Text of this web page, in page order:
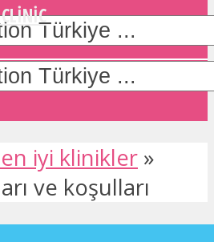
iyi klinikler »
ve koşulları